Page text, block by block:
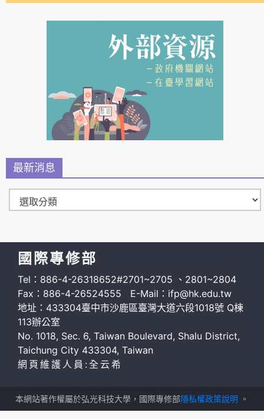
最新消息
國際專修部
Tel：886-4-26318652#2701~2705 、2801~2804
Fax：886-4-26524555 E-Mail：ifp@hk.edu.tw
地址：433304臺中市沙鹿區臺灣大道六段1018號 Q棟
113辦公室
No. 1018, Sec. 6, Taiwan Boulevard, Shalu District,
Taichung City 433304, Taiwan
網頁維護人員:全云希
本網站著作權屬於弘光科技大學，國際專修部隱私權政策說明 。